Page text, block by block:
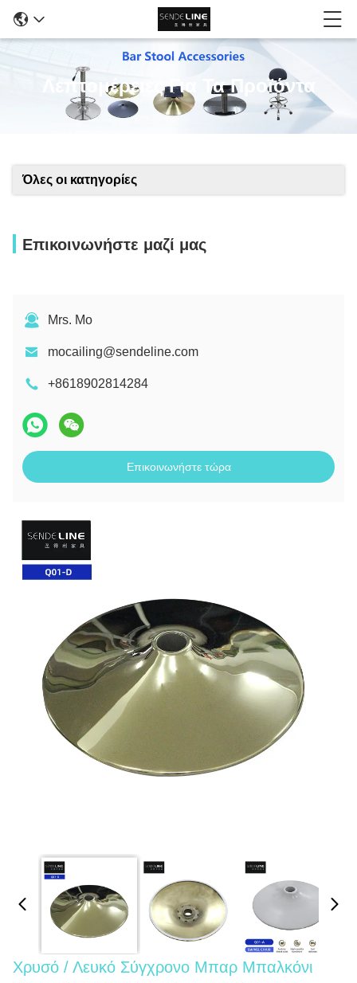
Λεπτομέρειες Για Τα Προϊόντα
Όλες οι κατηγορίες
Επικοινωνήστε μαζί μας
Mrs. Mo
mocailing@sendeline.com
+8618902814284
Επικοινωνήστε τώρα
Χρυσό / Λευκό Σύγχρονο Μπαρ Μπαλκόνι